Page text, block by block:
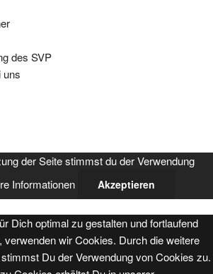
des SVP
uns
der Seite stimmst du der Verwendung
Informationen Akzeptieren
Dich optimal zu gestalten und fortlaufend
wir Cookies. Durch die weitere
Du der Verwendung von Cookies zu.